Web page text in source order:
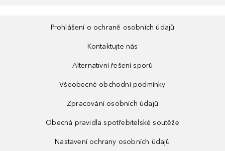
Prohlášení o ochraně osobních údajů
Kontaktujte nás
Alternativní řešení sporů
Všeobecné obchodní podmínky
Zpracování osobních údajů
Obecná pravidla spotřebitelské soutěže
Nastavení ochrany osobních údajů